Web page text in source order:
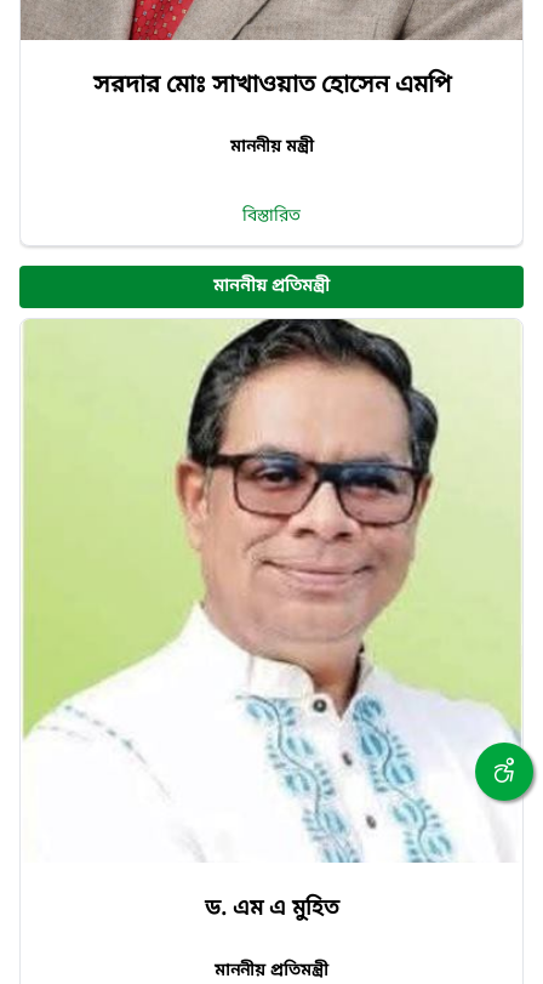
সরদার মোঃ সাখাওয়াত হোসেন এমপি
মাননীয় মন্ত্রী
বিস্তারিত
মাননীয় প্রতিমন্ত্রী
ড. এম এ মুহিত
মাননীয় প্রতিমন্ত্রী